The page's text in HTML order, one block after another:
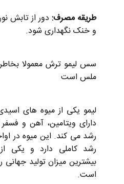
طریقه مصرف: دور از تابش
و خنک نگهداری شود.
سس لیمو ترش معمولا
ملس است
لیمو یکی از میوه های
دارای ویتامین، آهن و
رشد می کند. این میوه در
رشد کاملی دارد و یکی
بیشترین میزان تولید
است.